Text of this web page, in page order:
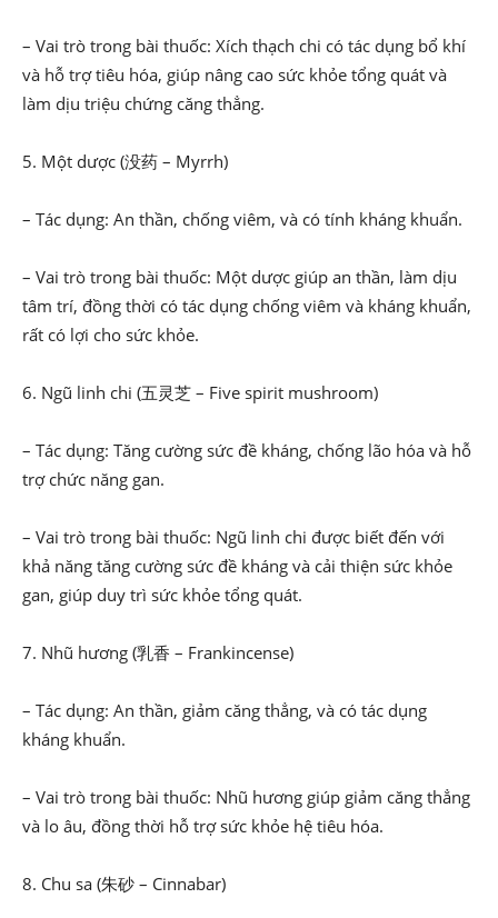
– Vai trò trong bài thuốc: Xích thạch chi có tác dụng bổ khí
và hỗ trợ tiêu hóa, giúp nâng cao sức khỏe tổng quát và
làm dịu triệu chứng căng thẳng.
5. Một dược (没药 – Myrrh)
– Tác dụng: An thần, chống viêm, và có tính kháng khuẩn.
– Vai trò trong bài thuốc: Một dược giúp an thần, làm dịu
tâm trí, đồng thời có tác dụng chống viêm và kháng khuẩn,
rất có lợi cho sức khỏe.
6. Ngũ linh chi (五灵芝 – Five spirit mushroom)
– Tác dụng: Tăng cường sức đề kháng, chống lão hóa và hỗ
trợ chức năng gan.
– Vai trò trong bài thuốc: Ngũ linh chi được biết đến với
khả năng tăng cường sức đề kháng và cải thiện sức khỏe
gan, giúp duy trì sức khỏe tổng quát.
7. Nhũ hương (乳香 – Frankincense)
– Tác dụng: An thần, giảm căng thẳng, và có tác dụng
kháng khuẩn.
– Vai trò trong bài thuốc: Nhũ hương giúp giảm căng thẳng
và lo âu, đồng thời hỗ trợ sức khỏe hệ tiêu hóa.
8. Chu sa (朱砂 – Cinnabar)